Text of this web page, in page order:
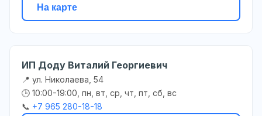
На карте
ИП Доду Виталий Георгиевич
📍 ул. Николаева, 54
🕒 10:00-19:00, пн, вт, ср, чт, пт, сб, вс
📞 +7 965 280-18-18